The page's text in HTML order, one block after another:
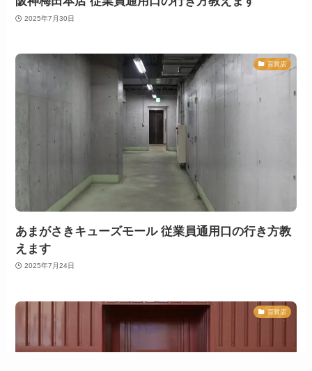
2025年7月30日
百貨店
あまがさきキューズモール 従業員通用口の行き方教
えます
2025年7月24日
百貨店